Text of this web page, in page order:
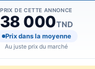
PRIX DE CETTE ANNONCE
38 000TND
Prix dans la moyenne
Au juste prix du marché